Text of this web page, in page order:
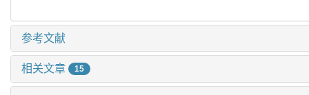
参考文献
相关文章 15